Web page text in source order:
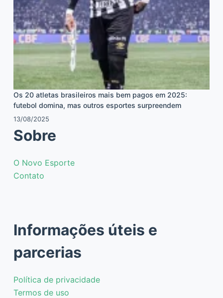
Os 20 atletas brasileiros mais bem pagos em 2025:
futebol domina, mas outros esportes surpreendem
13/08/2025
Sobre
O Novo Esporte
Contato
Informações úteis e
parcerias
Política de privacidade
Termos de uso